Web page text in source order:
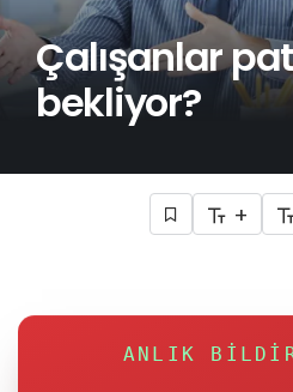
Çalışanlar
bekliyor?
+
ANLIK